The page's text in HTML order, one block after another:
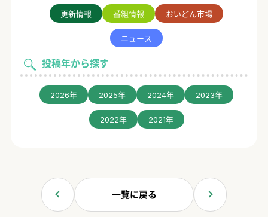
更新情報 番組情報 おいどん市場
ニュース
投稿年から探す
2026年 2025年 2024年 2023年
2022年 2021年
一覧に戻る